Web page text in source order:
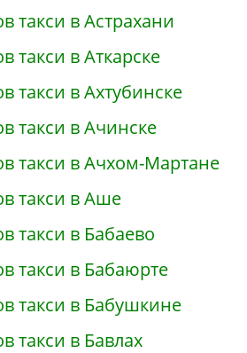
такси в Астрахани
такси в Аткарске
такси в Ахтубинске
такси в Ачинске
такси в Ачхом-Мартане
такси в Аше
такси в Бабаево
такси в Бабаюрте
такси в Бабушкине
такси в Бавлах